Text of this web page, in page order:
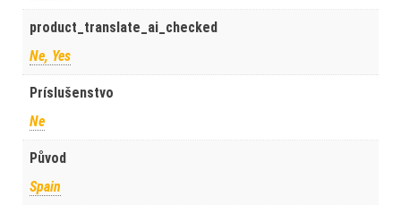
product_translate_ai_checked
Ne, Yes
Príslušenstvo
Ne
Původ
Spain